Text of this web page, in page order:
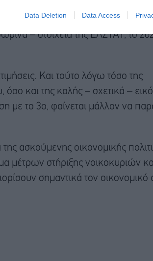
Data Deletion Data Access
– στοιχεία της ΕΛΣΤΑΤ, το
Και τούτο λόγω τόσο της
και της καλής – σχετικά –
με το 3ο, φαίνεται μάλλον να
της ασκούμενης οικονομικής
μέτρων στήριξης νοικοκυριών
σημαντικά τον οικονομικό